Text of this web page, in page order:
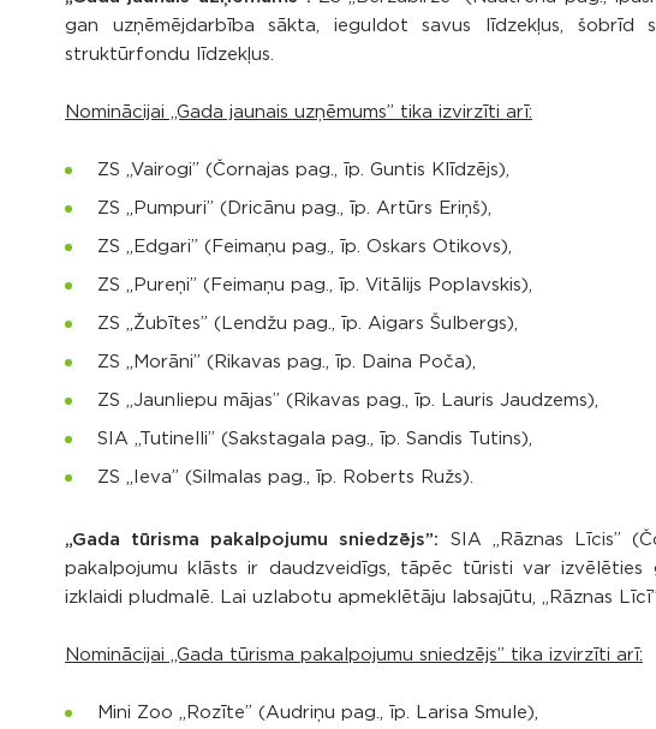
gan uzņēmējdarbība sākta, ieguldot savus līdzekļus, šobrīd
struktūrfondu līdzekļus.
Nominācijai „Gada jaunais uzņēmums” tika izvirzīti arī:
ZS „Vairogi” (Čornajas pag., īp. Guntis Klīdzējs),
ZS „Pumpuri” (Dricānu pag., īp. Artūrs Eriņš),
ZS „Edgari” (Feimaņu pag., īp. Oskars Otikovs),
ZS „Pureņi” (Feimaņu pag., īp. Vitālijs Poplavskis),
ZS „Žubītes” (Lendžu pag., īp. Aigars Šulbergs),
ZS „Morāni” (Rikavas pag., īp. Daina Poča),
ZS „Jaunliepu mājas” (Rikavas pag., īp. Lauris Jaudzems),
SIA „Tutinelli” (Sakstagala pag., īp. Sandis Tutins),
ZS „Ieva” (Silmalas pag., īp. Roberts Ružs).
„Gada tūrisma pakalpojumu sniedzējs”: SIA „Rāznas Līcis”
pakalpojumu klāsts ir daudzveidīgs, tāpēc tūristi var
izklaidi pludmalē. Lai uzlabotu apmeklētāju labsajūtu, „Rāznas
Nominācijai „Gada tūrisma pakalpojumu sniedzējs” tika izvirzīti arī:
Mini Zoo „Rozīte” (Audriņu pag., īp. Larisa Smule),